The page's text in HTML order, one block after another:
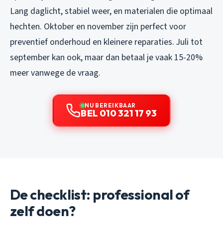
Lang daglicht, stabiel weer, en materialen die optimaal
hechten. Oktober en november zijn perfect voor
preventief onderhoud en kleinere reparaties. Juli tot
september kan ook, maar dan betaal je vaak 15-20%
meer vanwege de vraag.
NU BEREIKBAAR
BEL 010 321 17 93
De checklist: professional of
zelf doen?